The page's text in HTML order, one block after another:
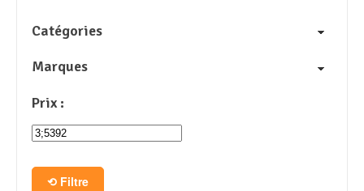
Catégories
Marques
Prix :
Filtre